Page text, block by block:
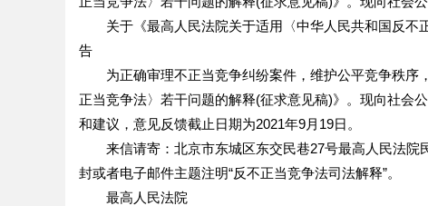
关于《最高人民法院关于适用〈中华人民共和国反不
告
为正确审理不正当竞争纠纷案件，维护公平竞争秩序
正当竞争法〉若干问题的解释(征求意见稿)》。现向社会
和建议，意见反馈截止日期为2021年9月19日。
来信请寄：北京市东城区东交民巷27号最高人民法院
封或者电子邮件主题注明“反不正当竞争法司法解释”。
最高人民法院